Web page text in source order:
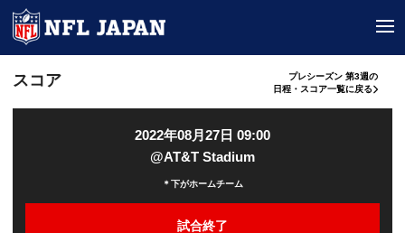
スコア
プレシーズン 第3週の
日程・スコア一覧に戻る
2022年08月27日 09:00
@AT&T Stadium
＊下がホームチーム
試合終了